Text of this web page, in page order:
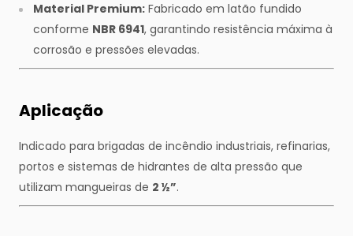
Material Premium: Fabricado em latão fundido
conforme NBR 6941, garantindo resistência máxima à
corrosão e pressões elevadas.
Aplicação
Indicado para brigadas de incêndio industriais, refinarias,
portos e sistemas de hidrantes de alta pressão que
utilizam mangueiras de 2 ½”.